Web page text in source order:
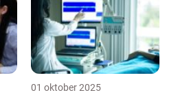
01 oktober 2025